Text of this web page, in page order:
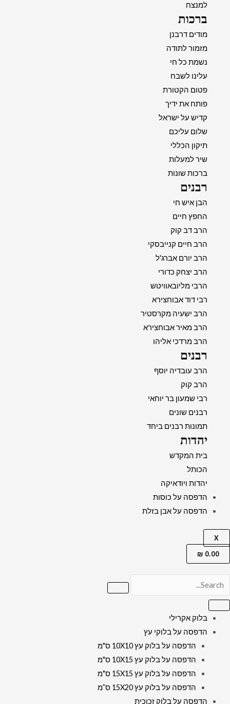
למנצח
ברכות
מודים דרבנן
מזמור לתודה
נשמת כל חי
עלינו לשבח
פטום הקטורת
פותח את ידיך
קדיש על ישראל
שלום עליכם
תיקון הכללי
שיר למעלות
ברכות שונות
רבנים
הבן איש חי
החפץ חיים
הרב דב קוק
הרב חיים קנייבסקי
הרב יורם אברג'ל
הרב יצחק כדורי
הרבי מליובאוויטש
רבי דוד אבוחצירא
הרב ישעיה מקרסטיר
הרב מאיר אבוחצירא
הרב מרדכי אליהו
רבנים
הרב עובדיה יוסף
הרב קוק
רבי שמעון בר יוחאי
רבנים שונים
תמונות רבנים ביחד
יהדות
בית המקדש
הכותל
יהדות ויודאיקה
הדפסה על כוסות
הדפסה על אבן בזלת
X
0.00
₪
בלוק אקרילי
הדפסה על בלוקי עץ
הדפסה על בלוק עץ 10X10 ס"מ
הדפסה על בלוק עץ 10X15 ס"מ
הדפסה על בלוק עץ 15X15 ס"מ
הדפסה על בלוק עץ 15X20 ס”מ
הדפסה על בלוק זכוכית